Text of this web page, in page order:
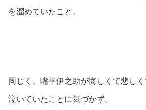
を溜めていたこと。
同じく、嘴平伊之助が悔しくて悲し
泣いていたことに気づかず。